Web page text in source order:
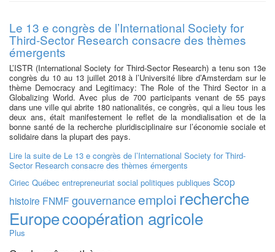
Le 13 e congrès de l’International Society for
Third-Sector Research consacre des thèmes
émergents
L’ISTR (International Society for Third-Sector Research) a tenu son 13e
congrès du 10 au 13 juillet 2018 à l’Université libre d’Amsterdam sur le
thème Democracy and Legitimacy: The Role of the Third Sector in a
Globalizing World. Avec plus de 700 participants venant de 55 pays
dans une ville qui abrite 180 nationalités, ce congrès, qui a lieu tous les
deux ans, était manifestement le reflet de la mondialisation et de la
bonne santé de la recherche pluridisciplinaire sur l’économie sociale et
solidaire dans la plupart des pays.
Lire la suite de Le 13 e congrès de l’International Society for Third-
Sector Research consacre des thèmes émergents
Ciriec Québec entrepreneuriat social politiques publiques Scop
histoire FNMF gouvernanceemploi recherche
Europecoopération agricole
Plus